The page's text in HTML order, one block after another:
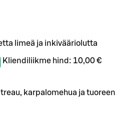
limeä ja inkivääriolutta
Kliendiliikme hind: 10,00 €
karpalomehua ja tuoreen